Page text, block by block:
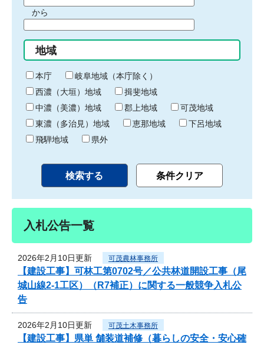
間
始
り
から
間
終
わ
り
地域
本庁
岐阜地域（本庁除く）
西濃（大垣）地域
揖斐地域
中濃（美濃）地域
郡上地域
可茂地域
東濃（多治見）地域
恵那地域
下呂地域
飛騨地域
県外
入札公告一覧
2026年2月10日更新 可茂農林事務所
【建設工事】可林工第0702号／公共林道開設工事（尾
城山線2-1工区）（R7補正）に関する一般競争入札公
告
2026年2月10日更新 可茂土木事務所
【建設工事】県単 舗装道補修（暮らしの安全・安心確